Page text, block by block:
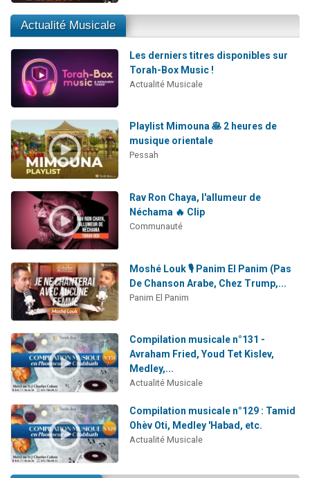
Actualité Musicale
Les derniers titres disponibles sur
Torah-Box Music !
Actualité Musicale
Playlist Mimouna 🥞 2 heures de
musique orientale
Pessah
Rav Ron Chaya, l'allumeur de
Néchama 🔥 Clip
Communauté
Moshé Louk 🎙️ Panim El Panim (Pas
De Chanson Arabe, Chez Trump,...
Panim El Panim
Compilation musicale n°131 -
Avraham Fried, Youd Tet Kislev,
Medley,...
Actualité Musicale
Compilation musicale n°129 : Tamid
Ohèv Oti, Medley 'Habad, etc.
Actualité Musicale